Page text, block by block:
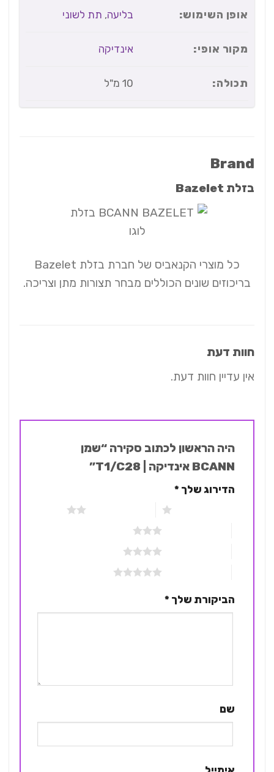
אופן השימוש: בליעה,תת לשוני
מקור אופי: אינדיקה
תכולה: 10 מ"ל
Brand
בזלת Bazelet
כל מוצרי הקנאביס של חברת בזלת Bazelet
בריכוזים שונים הכוללים מבחר תצורות מתן וצריכה.
חוות דעת
אין עדיין חוות דעת.
היה הראשון לכתוב סקירה “שמן
BCANN אינדיקה | T1/C28”
הדירוג שלך*
2 מתוך 5 כוכבים
הביקורת שלך*
שם